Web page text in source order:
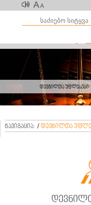
AA
დევნილთა უფლებები
ნავიგაცია: / დევნილთა